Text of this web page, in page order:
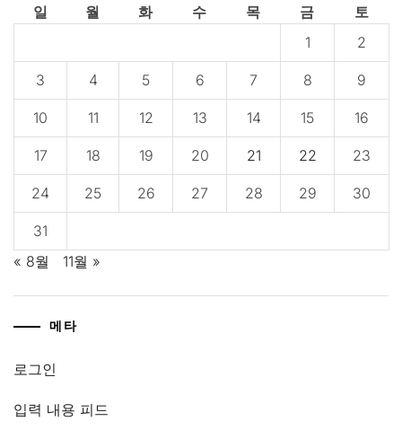
일
월 화 수 목 금
토
1
2
3 4 5 6 7 8 9
10 11 12 13 14 15 16
17 18 19 20 21 22 23
24 25 26 27 28 29 30
31
« 8월
11월 »
메타
로그인
입력 내용 피드